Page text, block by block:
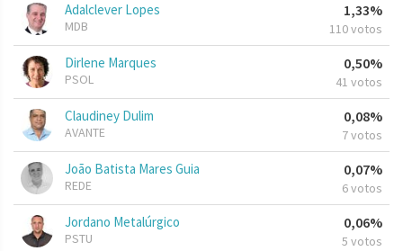
Adalclever Lopes
MDB
1,33%
110 votos
Dirlene Marques
PSOL
0,50%
41 votos
Claudiney Dulim
AVANTE
0,08%
7 votos
João Batista Mares Guia
REDE
0,07%
6 votos
Jordano Metalúrgico
PSTU
0,06%
5 votos